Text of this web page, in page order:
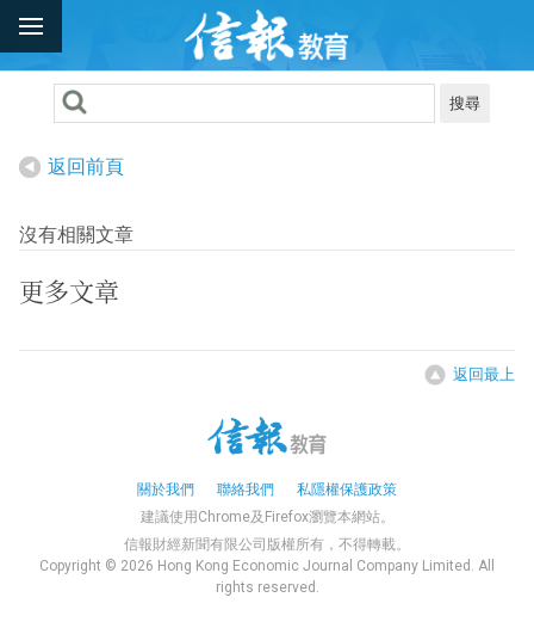
搜尋
返回前頁
沒有相關文章
更多文章
返回最上
關於我們 聯絡我們
私隱權保護政策
建議使用Chrome及Firefox瀏覽本網站。
信報財經新聞有限公司版權所有，不得轉載。
Copyright © 2026 Hong Kong Economic Journal Company Limited. All
rights reserved.